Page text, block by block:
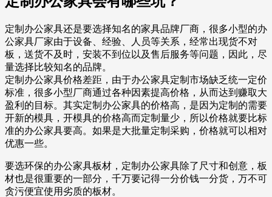
定制办公家具还是要选择知名的家具品牌厂商，很多小型的办
公家具厂家由于设备、经验、人员等关系，经常出现货不对
板，送货不及时，安装不到位以及售后服务等问题，因此，尽
量选择比较知名的品牌。
定制办公家具价格差距，由于办公家具定制市场缺乏统一定价
标准，很多小型厂商通过各种因素提高价格，从而达到赚取大
盈利的目标。其实定制办公家具的价格高，是因为定制的需要
开新的模具，开模具的价格高而定制量少，所以价格就要比标
准的办公家具要高。如果是大批量定制采购，价格就可以相对
优惠一些。
要选环保的办公家具板材，定制办公家具除了尺寸和创意，板
材也是很重要的一部分，千万要记得一分价钱一分货，万不可
贪污便宜使用劣质的板材。